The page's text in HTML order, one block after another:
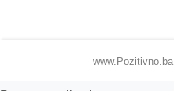
www.Pozitivno.ba